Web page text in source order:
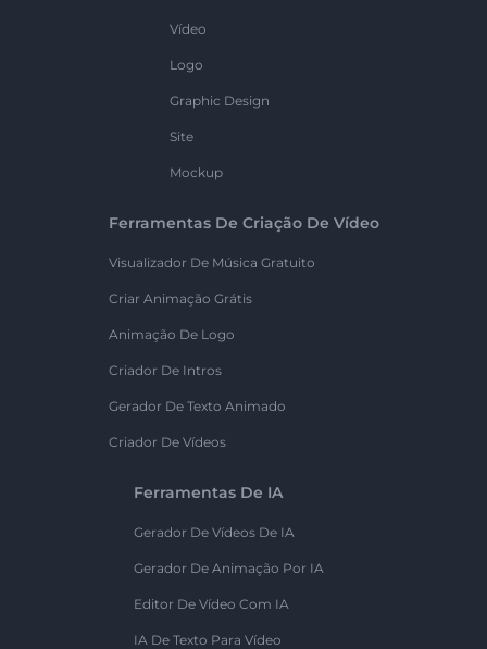
Vídeo
Logo
Graphic Design
Site
Mockup
Ferramentas De Criação De Vídeo
Visualizador De Música Gratuito
Criar Animação Grátis
Animação De Logo
Criador De Intros
Gerador De Texto Animado
Criador De Vídeos
Ferramentas De IA
Gerador De Vídeos De IA
Gerador De Animação Por IA
Editor De Vídeo Com IA
IA De Texto Para Vídeo